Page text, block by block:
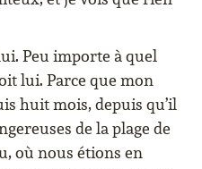
Peu importe à quel
lui. Parce que mon
huit mois, depuis qu’il
de la plage de
où nous étions en